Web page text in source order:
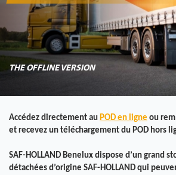
THE OFFLINE VERSION
Accédez directement au POD en ligne ou
et recevez un téléchargement du POD hors
SAF-HOLLAND Benelux dispose d’un grand
détachées d’origine SAF-HOLLAND qui